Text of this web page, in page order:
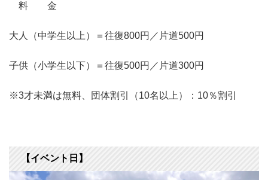
料 金
大人（中学生以上）＝往復800円／片道500円
子供（小学生以下）＝往復500円／片道300円
※3才未満は無料、団体割引（10名以上）：10％割引
【イベント日】